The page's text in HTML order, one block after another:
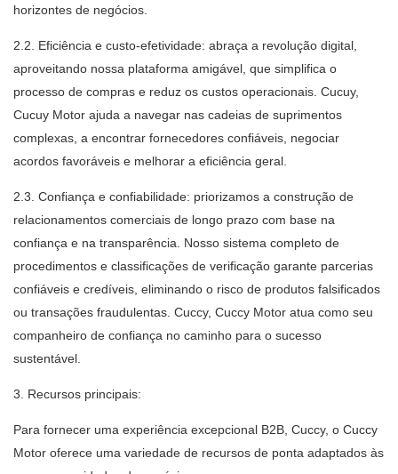
horizontes de negócios.
2.2. Eficiência e custo-efetividade: abraça a revolução digital,
aproveitando nossa plataforma amigável, que simplifica o
processo de compras e reduz os custos operacionais. Cucuy,
Cucuy Motor ajuda a navegar nas cadeias de suprimentos
complexas, a encontrar fornecedores confiáveis, negociar
acordos favoráveis ​​e melhorar a eficiência geral.
2.3. Confiança e confiabilidade: priorizamos a construção de
relacionamentos comerciais de longo prazo com base na
confiança e na transparência. Nosso sistema completo de
procedimentos e classificações de verificação garante parcerias
confiáveis ​​e credíveis, eliminando o risco de produtos falsificados
ou transações fraudulentas. Cuccy, Cuccy Motor atua como seu
companheiro de confiança no caminho para o sucesso
sustentável.
3. Recursos principais:
Para fornecer uma experiência excepcional B2B, Cuccy, o Cuccy
Motor oferece uma variedade de recursos de ponta adaptados às